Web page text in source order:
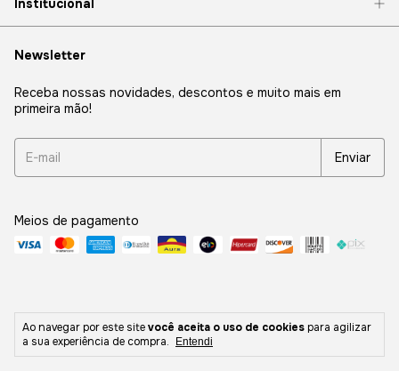
Ao navegar por este sitevocê aceita o uso de cookies para agilizar
a sua experiência de compra.
Entendi
Newsletter
Receba nossas novidades, descontos e muito mais em
primeira mão!
Meios de pagamento
Desenvolvido por TruthCommerce